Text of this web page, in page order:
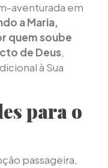
aventurada em
a Maria,
quem soube
de Deus,
à Sua
para o
passageira,